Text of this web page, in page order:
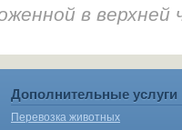
в
Дополнительные услуги
Перевозка животных